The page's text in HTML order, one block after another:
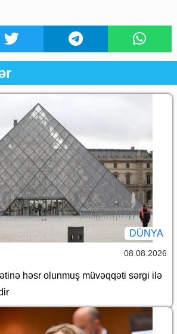
DÜNYA
08.08.2026
həsr olunmuş müvəqqəti sərgi ilə